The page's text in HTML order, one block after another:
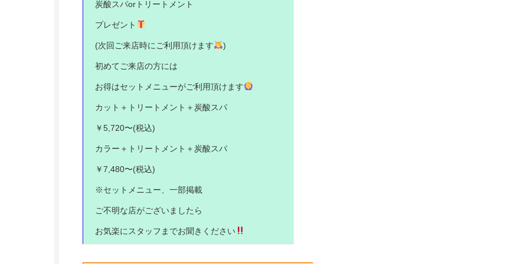
炭酸スパorトリートメント
プレゼント
(次回ご来店時にご利用頂けます )
初めてご来店の方には
お得はセットメニューがご利用頂けます
カット＋トリートメント＋炭酸スパ
￥5,720〜(税込)
カラー＋トリートメント＋炭酸スパ
￥7,480〜(税込)
※セットメニュー、一部掲載
ご不明な店がございましたら
お気楽にスタッフまでお聞きください